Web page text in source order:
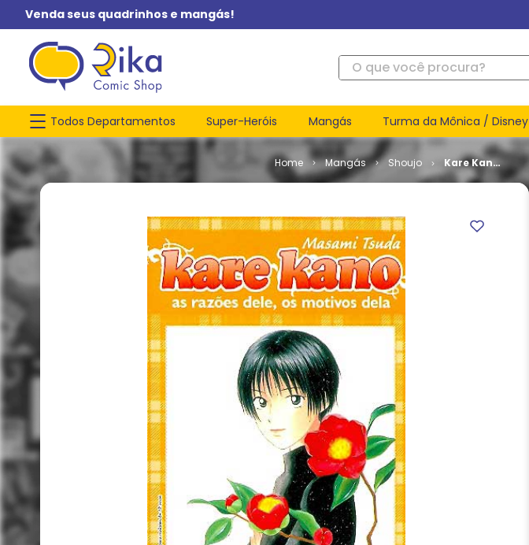
Venda seus quadrinhos e mangás!
O que você procura?
Todos Departamentos Super-Heróis Mangás Turma da Mônica / Disney
Mangás Shoujo
Kare Kano
# 07